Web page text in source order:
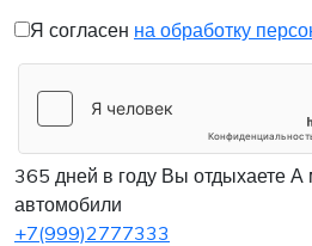
Я согласен на обработку
365 дней в году Вы отдыхаете А
автомобили
+7(999)2777333